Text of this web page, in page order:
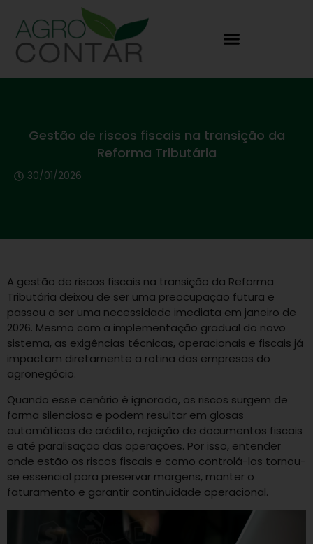
Gestão de riscos fiscais na transição da
Reforma Tributária
30/01/2026
A gestão de riscos fiscais na transição da Reforma
Tributária deixou de ser uma preocupação futura e
passou a ser uma necessidade imediata em janeiro de
2026. Mesmo com a implementação gradual do novo
sistema, as exigências técnicas, operacionais e fiscais já
impactam diretamente a rotina das empresas do
agronegócio.
Quando esse cenário é ignorado, os riscos surgem de
forma silenciosa e podem resultar em glosas
automáticas de crédito, rejeição de documentos fiscais
e até paralisação das operações. Por isso, entender
onde estão os riscos fiscais e como controlá-los tornou-
se essencial para preservar margens, manter o
faturamento e garantir continuidade operacional.